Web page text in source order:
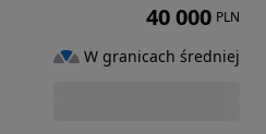
40 000 PLN
W granicach średniej